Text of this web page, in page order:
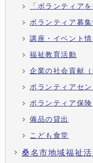
「ボランティア
ボランティア募集
講座・イベント情
福祉教育活動
企業の社会貢献
ボランティアセ
ボランティア保険
備品の貸出
こども食堂
桑名市地域福祉